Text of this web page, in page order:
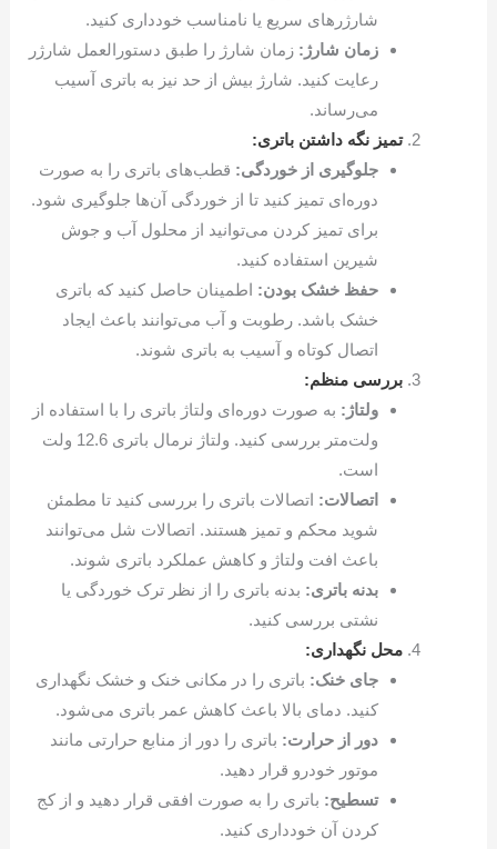
شارژرهای سریع یا نامناسب خودداری کنید.
زمان شارژ: زمان شارژ را طبق دستورالعمل شارژر
رعایت کنید. شارژ بیش از حد نیز به باتری آسیب
می‌رساند.
تمیز نگه داشتن باتری:
جلوگیری از خوردگی: قطب‌های باتری را به صورت
دوره‌ای تمیز کنید تا از خوردگی آن‌ها جلوگیری شود.
برای تمیز کردن می‌توانید از محلول آب و جوش
شیرین استفاده کنید.
حفظ خشک بودن: اطمینان حاصل کنید که باتری
خشک باشد. رطوبت و آب می‌توانند باعث ایجاد
اتصال کوتاه و آسیب به باتری شوند.
بررسی منظم:
ولتاژ: به صورت دوره‌ای ولتاژ باتری را با استفاده از
ولت‌متر بررسی کنید. ولتاژ نرمال باتری 12.6 ولت
است.
اتصالات: اتصالات باتری را بررسی کنید تا مطمئن
شوید محکم و تمیز هستند. اتصالات شل می‌توانند
باعث افت ولتاژ و کاهش عملکرد باتری شوند.
بدنه باتری: بدنه باتری را از نظر ترک خوردگی یا
نشتی بررسی کنید.
محل نگهداری:
جای خنک: باتری را در مکانی خنک و خشک نگهداری
کنید. دمای بالا باعث کاهش عمر باتری می‌شود.
دور از حرارت: باتری را دور از منابع حرارتی مانند
موتور خودرو قرار دهید.
تسطیح: باتری را به صورت افقی قرار دهید و از کج
کردن آن خودداری کنید.